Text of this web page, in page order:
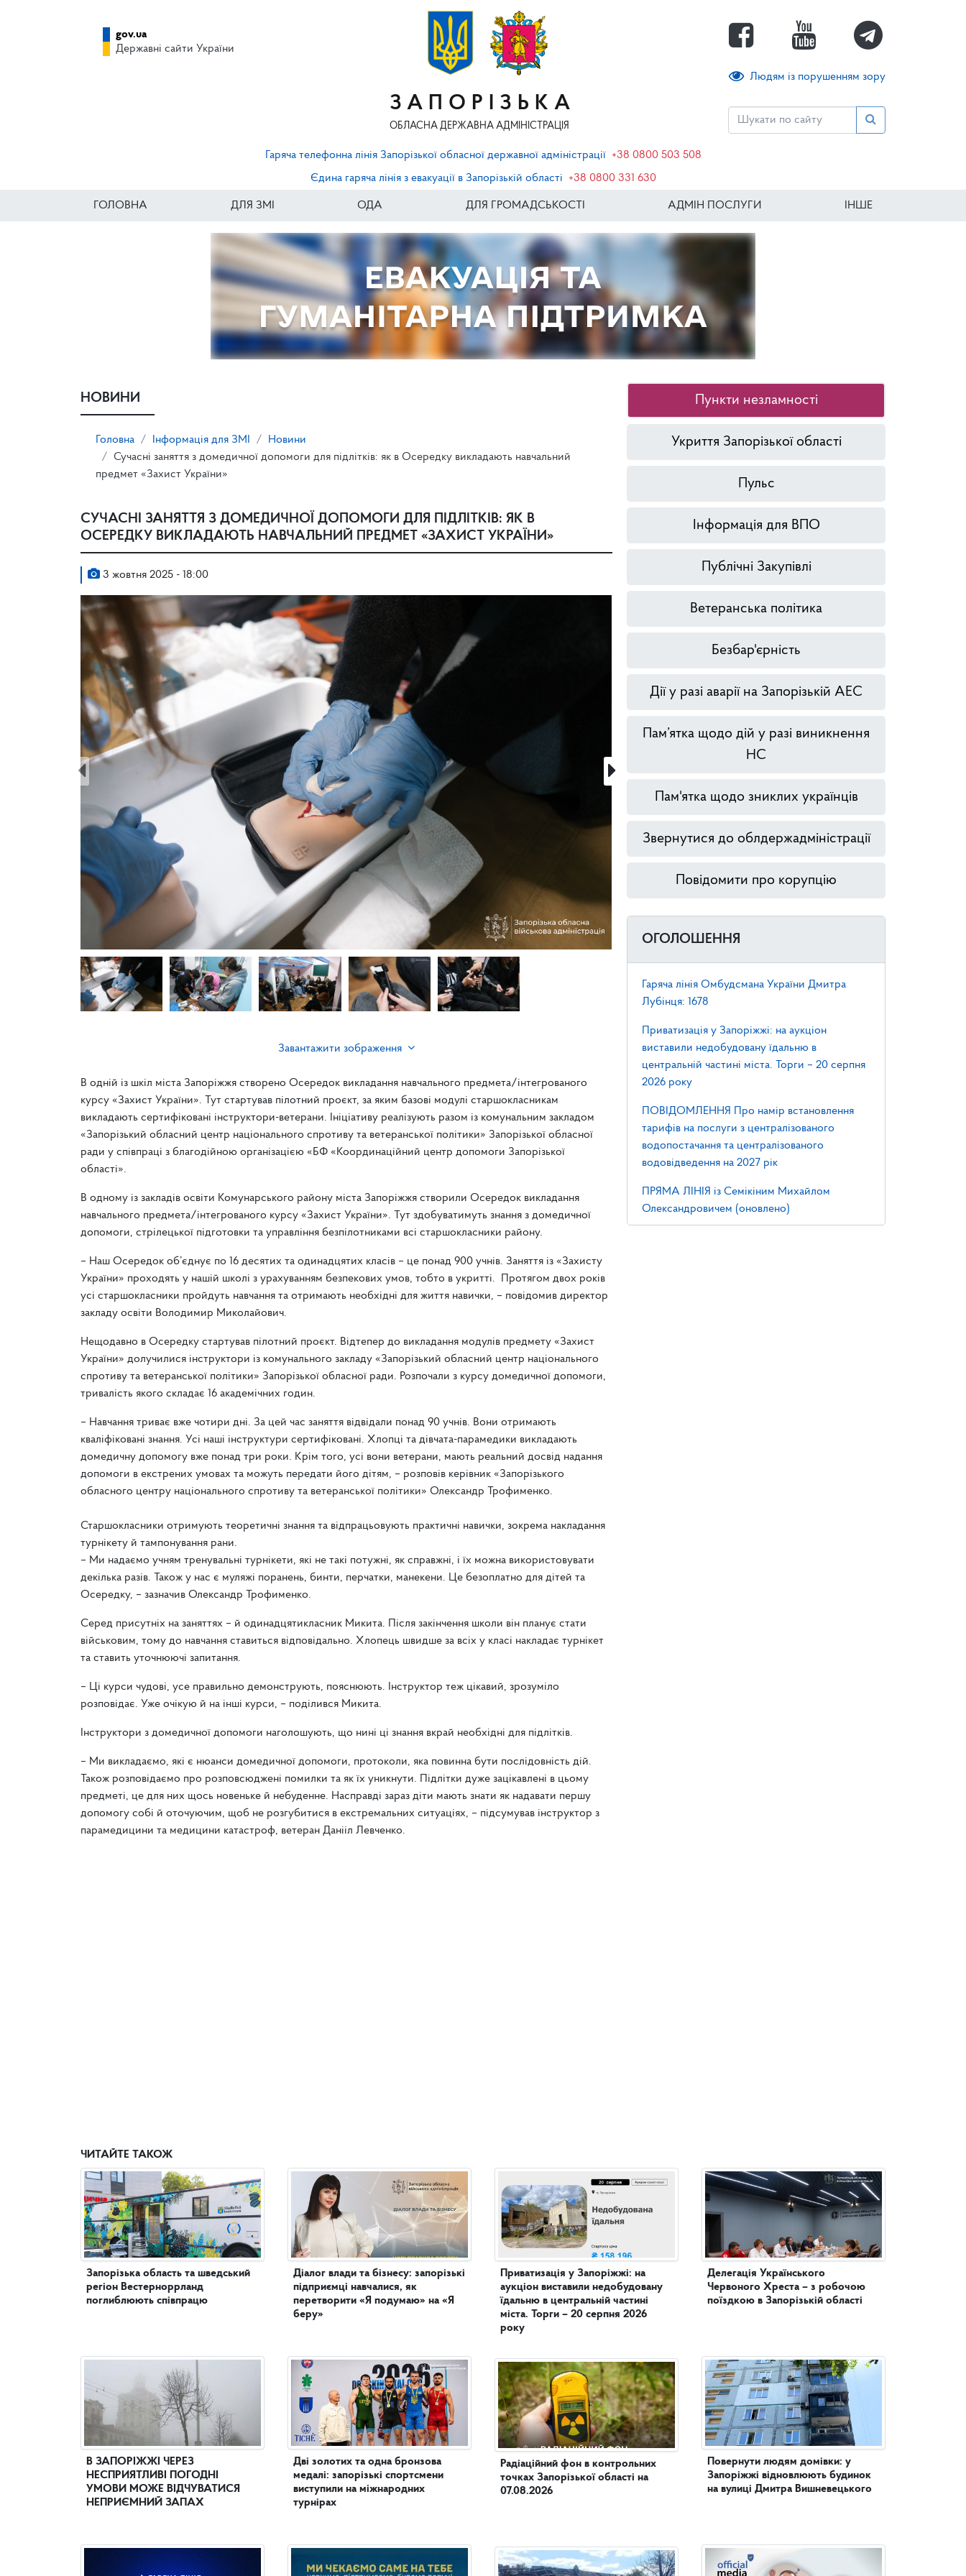
ЗАПОРІЗЬКА
ОБЛАСНА ДЕРЖАВНА АДМІНІСТРАЦІЯ
Людям із порушенням зору
gov.ua
Державні сайти України
Гаряча телефонна лінія Запорізької обласної державної адміністрації +38 0800 503 508
Єдина гаряча лінія з евакуації в Запорізькій області
+38 0800 331 630
ГОЛОВНА ДЛЯ ЗМІ ОДА ДЛЯ ГРОМАДСЬКОСТІ АДМІН ПОСЛУГИ ІНШЕ
НОВИНИ
Головна Інформація для ЗМІ
Новини
Сучасні заняття з домедичної допомоги для підлітків: як в Осередку викладають навчальний
предмет «Захист України»
СУЧАСНІ ЗАНЯТТЯ З ДОМЕДИЧНОЇ ДОПОМОГИ ДЛЯ ПІДЛІТКІВ: ЯК В
ОСЕРЕДКУ ВИКЛАДАЮТЬ НАВЧАЛЬНИЙ ПРЕДМЕТ «ЗАХИСТ УКРАЇНИ»
3 жовтня 2025 - 18:00
Завантажити зображення
В одній із шкіл міста Запоріжжя створено Осередок викладання навчального предмета/інтегрованого
курсу «Захист України». Тут стартував пілотний проєкт, за яким базові модулі старшокласникам
викладають сертифіковані інструктори-ветерани. Ініціативу реалізують разом із комунальним закладом
«Запорізький обласний центр національного спротиву та ветеранської політики» Запорізької обласної
ради у співпраці з благодійною організацією «БФ «Координаційний центр допомоги Запорізької
області».
В одному із закладів освіти Комунарського району міста Запоріжжя створили Осередок викладання
навчального предмета/інтегрованого курсу «Захист України». Тут здобуватимуть знання з домедичної
допомоги, стрілецької підготовки та управління безпілотниками всі старшокласники району.
– Наш Осередок об’єднує по 16 десятих та одинадцятих класів – це понад 900 учнів. Заняття із «Захисту
України» проходять у нашій школі з урахуванням безпекових умов, тобто в укритті. Протягом двох років
усі старшокласники пройдуть навчання та отримають необхідні для життя навички, – повідомив директор
закладу освіти Володимир Миколайович.
Нещодавно в Осередку стартував пілотний проєкт. Відтепер до викладання модулів предмету «Захист
України» долучилися інструктори із комунального закладу «Запорізький обласний центр національного
спротиву та ветеранської політики» Запорізької обласної ради. Розпочали з курсу домедичної допомоги,
тривалість якого складає 16 академічних годин.
– Навчання триває вже чотири дні. За цей час заняття відвідали понад 90 учнів. Вони отримають
кваліфіковані знання. Усі наші інструктури сертифіковані. Хлопці та дівчата-парамедики викладають
домедичну допомогу вже понад три роки. Крім того, усі вони ветерани, мають реальний досвід надання
допомоги в екстрених умовах та можуть передати його дітям, – розповів керівник «Запорізького
обласного центру національного спротиву та ветеранської політики» Олександр Трофименко.
Старшокласники отримують теоретичні знання та відпрацьовують практичні навички, зокрема накладання
турнікету й тампонування рани.
– Ми надаємо учням тренувальні турнікети, які не такі потужні, як справжні, і їх можна використовувати
декілька разів. Також у нас є муляжі поранень, бинти, перчатки, манекени. Це безоплатно для дітей та
Осередку, – зазначив Олександр Трофименко.
Серед присутніх на заняттях – й одинадцятикласник Микита. Після закінчення школи він планує стати
військовим, тому до навчання ставиться відповідально. Хлопець швидше за всіх у класі накладає турнікет
та ставить уточнюючі запитання.
– Ці курси чудові, усе правильно демонструють, пояснюють. Інструктор теж цікавий, зрозуміло
розповідає. Уже очікую й на інші курси, – поділився Микита.
Інструктори з домедичної допомоги наголошують, що нині ці знання вкрай необхідні для підлітків.
– Ми викладаємо, які є нюанси домедичної допомоги, протоколи, яка повинна бути послідовність дій.
Також розповідаємо про розповсюджені помилки та як їх уникнути. Підлітки дуже зацікавлені в цьому
предметі, це для них щось новеньке й небуденне. Насправді зараз діти мають знати як надавати першу
допомогу собі й оточуючим, щоб не розгубитися в екстремальних ситуаціях, – підсумував інструктор з
парамедицини та медицини катастроф, ветеран Данііл Левченко.
Пункти незламності
Укриття Запорізької області
Пульс
Інформація для ВПО
Публічні Закупівлі
Ветеранська політика
Безбар'єрність
Дії у разі аварії на Запорізькій АЕС
Пам’ятка щодо дій у разі виникнення
НС
Пам'ятка щодо зниклих українців
Звернутися до облдержадміністрації
Повідомити про корупцію
ОГОЛОШЕННЯ
Гаряча лінія Омбудсмана України Дмитра
Лубінця: 1678
Приватизація у Запоріжжі: на аукціон
виставили недобудовану їдальню в
центральній частині міста. Торги – 20 серпня
2026 року
ПОВІДОМЛЕННЯ Про намір встановлення
тарифів на послуги з централізованого
водопостачання та централізованого
водовідведення на 2027 рік
ПРЯМА ЛІНІЯ із Семікіним Михайлом
Олександровичем (оновлено)
ЧИТАЙТЕ ТАКОЖ
Запорізька область та шведський
регіон Вестерноррланд
поглиблюють співпрацю
В ЗАПОРІЖЖІ ЧЕРЕЗ
НЕСПРИЯТЛИВІ ПОГОДНІ
УМОВИ МОЖЕ ВІДЧУВАТИСЯ
НЕПРИЄМНИЙ ЗАПАХ
Діалог влади та бізнесу: запорізькі
підприємці навчалися, як
перетворити «Я подумаю» на «Я
беру»
Дві золотих та одна бронзова
медалі: запорізькі спортсмени
виступили на міжнародних
турнірах
Приватизація у Запоріжжі: на
аукціон виставили недобудовану
їдальню в центральній частині
міста. Торги – 20 серпня 2026
року
Радіаційний фон в контрольних
точках Запорізької області на
07.08.2026
Делегація Українського
Червоного Хреста – з робочою
поїздкою в Запорізькій області
Повернути людям домівки: у
Запоріжжі відновлюють будинок
на вулиці Дмитра Вишневецького